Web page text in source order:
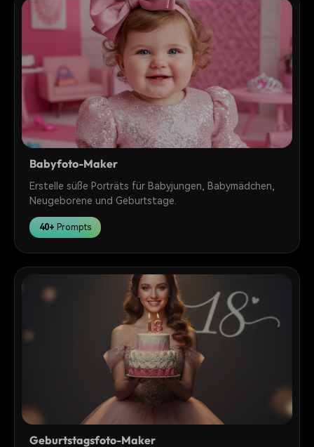
Babyfoto-Maker
Erstelle süße Porträts für Babyjungen, Babymädchen,
Neugeborene und Geburtstage.
40+ Prompts
Geburtstagsfoto-Maker